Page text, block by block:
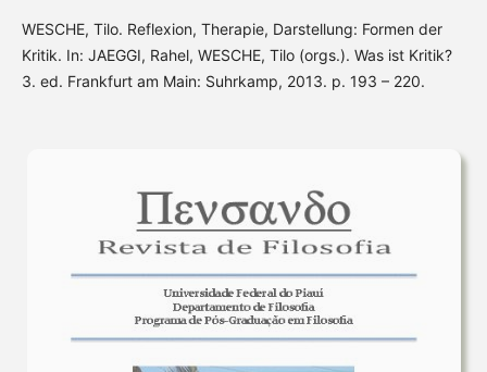
WESCHE, Tilo. Reflexion, Therapie, Darstellung: Formen der
Kritik. In: JAEGGI, Rahel, WESCHE, Tilo (orgs.). Was ist Kritik?
3. ed. Frankfurt am Main: Suhrkamp, 2013. p. 193 – 220.